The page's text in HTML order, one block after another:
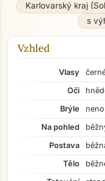
Karlovarský kraj
s
Vzhled
Vlasy
Oči
Brýle
Na pohled
Postava
Tělo